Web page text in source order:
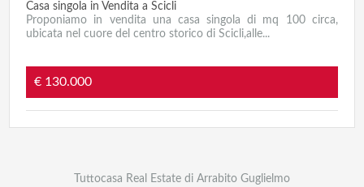
Casa singola in Vendita a Scicli
Proponiamo in vendita una casa singola di mq 100 circa,
ubicata nel cuore del centro storico di Scicli,alle...
€ 130.000
Tuttocasa Real Estate di Arrabito Guglielmo